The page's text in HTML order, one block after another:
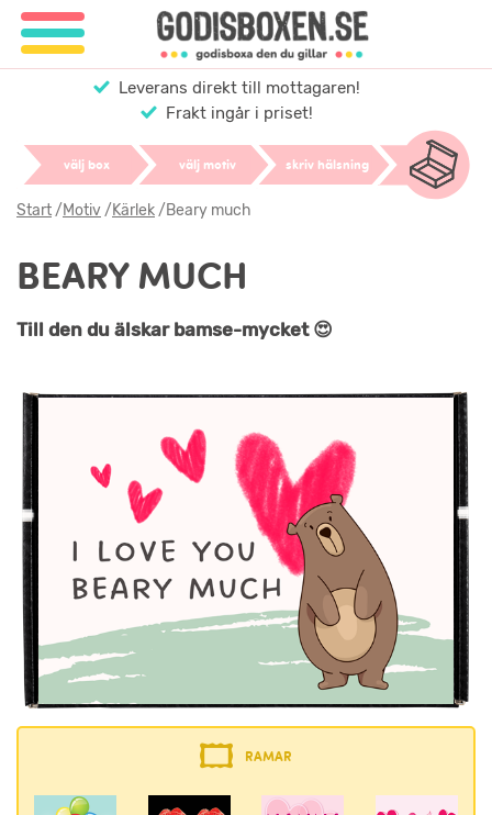
Leverans direkt till mottagaren!
Frakt ingår i priset!
välj box välj motiv skriv hälsning
Start/Motiv/Kärlek/Beary much
BEARY MUCH
Till den du älskar bamse-mycket 😍
RAMAR